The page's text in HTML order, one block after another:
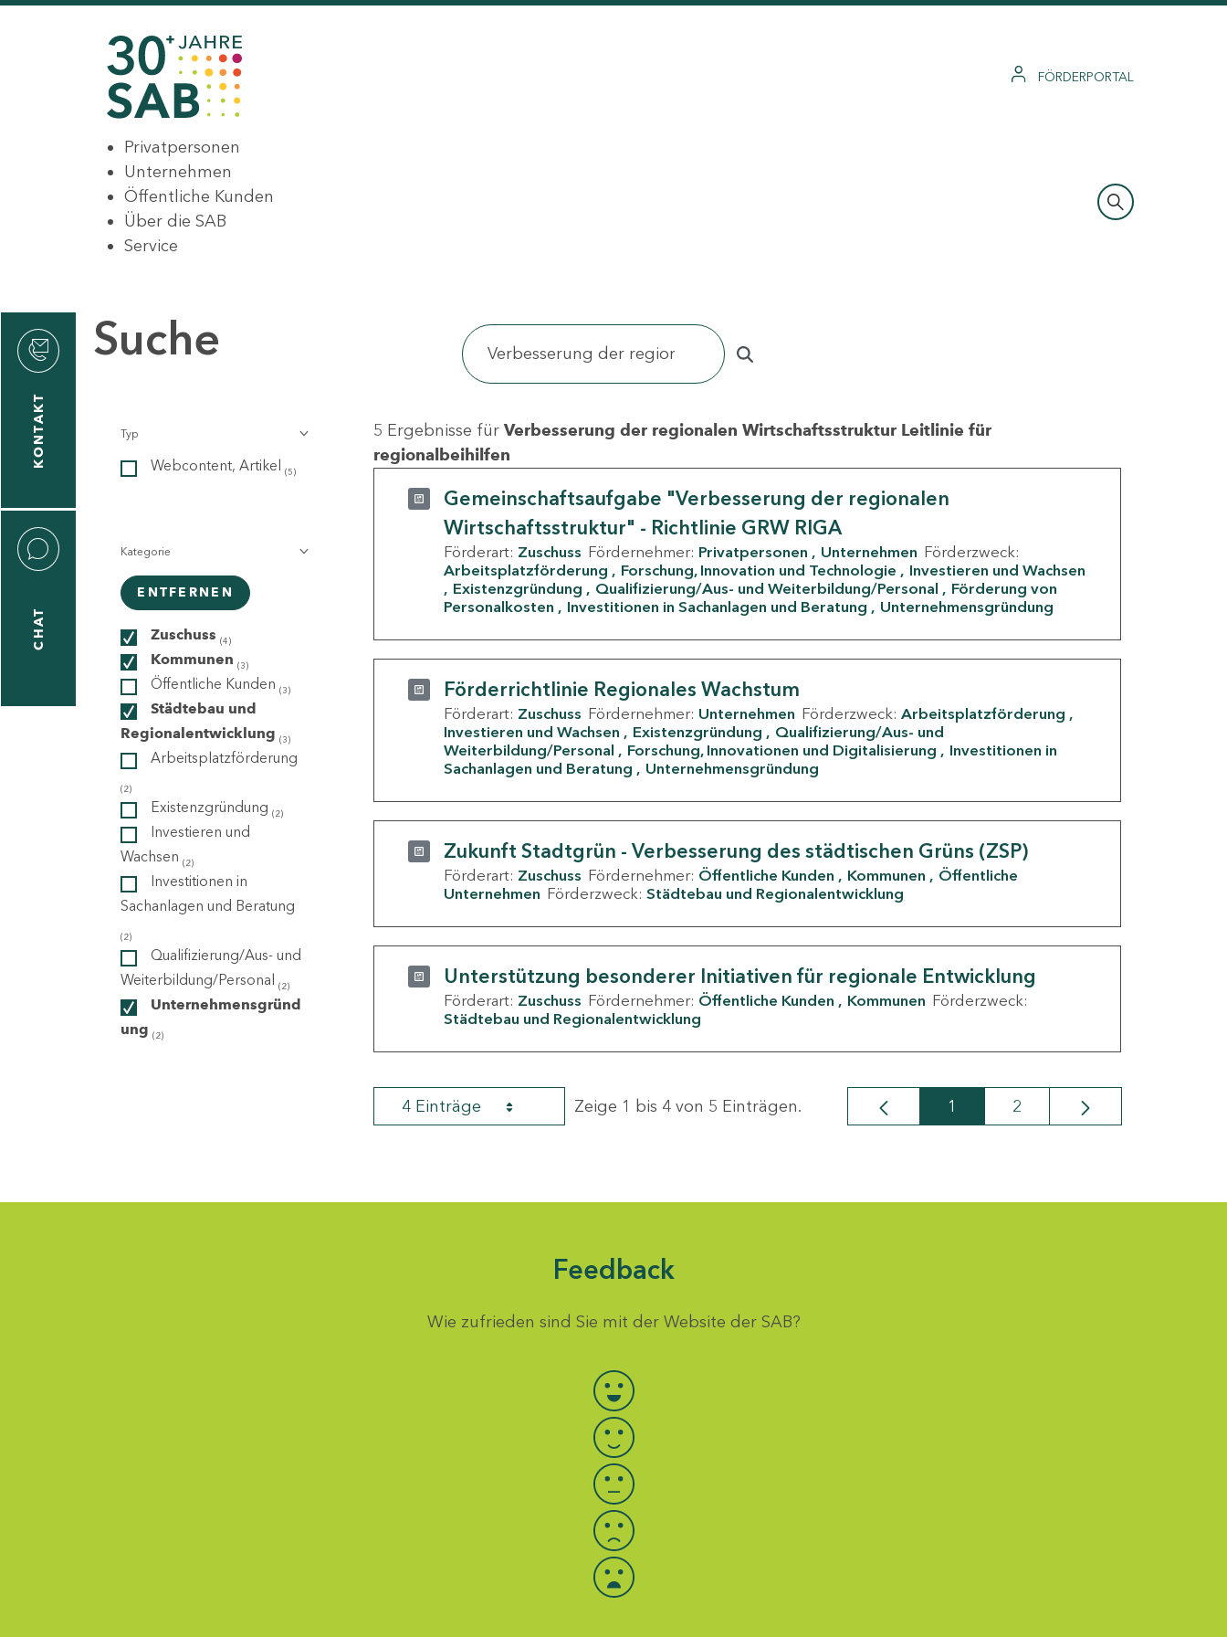
FÖRDERPORTAL
Privatpersonen
Unternehmen
Öffentliche Kunden
Über die SAB
Service
KONTAKT
CHAT
Suche
Typ
Webcontent, Artikel (5)
Kategorie
ENTFERNEN
Zuschuss (4)
Kommunen (3)
Öffentliche Kunden (3)
Städtebau und
Regionalentwicklung (3)
Arbeitsplatzförderung
(2)
Existenzgründung (2)
Investieren und
Wachsen (2)
Investitionen in
Sachanlagen und Beratung
(2)
Qualifizierung/Aus- und
Weiterbildung/Personal (2)
Unternehmensgründ
ung (2)
5 Ergebnisse für Verbesserung der regionalen Wirtschaftsstruktur Leitlinie für
regionalbeihilfen
Gemeinschaftsaufgabe "Verbesserung der regionalen
Wirtschaftsstruktur" - Richtlinie GRW RIGA
Förderart: Zuschuss Fördernehmer: Privatpersonen Unternehmen Förderzweck:
Arbeitsplatzförderung
Forschung, Innovation und Technologie
Investieren und Wachsen
Existenzgründung
Qualifizierung/Aus- und Weiterbildung/Personal
Förderung von
Personalkosten
Investitionen in Sachanlagen und Beratung Unternehmensgründung
Förderrichtlinie Regionales Wachstum
Förderart: Zuschuss Fördernehmer: Unternehmen Förderzweck: Arbeitsplatzförderung
Investieren und Wachsen
Existenzgründung
Qualifizierung/Aus- und
Weiterbildung/Personal
Forschung, Innovationen und Digitalisierung
Investitionen in
Sachanlagen und Beratung
Unternehmensgründung
Zukunft Stadtgrün - Verbesserung des städtischen Grüns (ZSP)
Förderart: Zuschuss Fördernehmer: Öffentliche Kunden Kommunen
Öffentliche
Unternehmen Förderzweck: Städtebau und Regionalentwicklung
Unterstützung besonderer Initiativen für regionale Entwicklung
Förderart: Zuschuss Fördernehmer: Öffentliche Kunden Kommunen Förderzweck:
Städtebau und Regionalentwicklung
4 Einträge Zeige 1 bis 4 von 5 Einträgen. Seite
1 Seite
2
Feedback
Wie zufrieden sind Sie mit der Website der SAB?
Bewertung auswählen